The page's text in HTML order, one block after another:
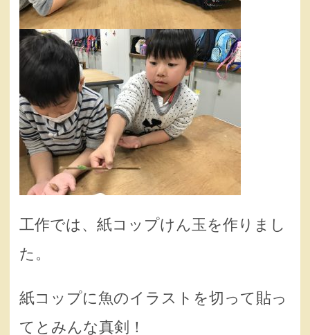
工作では、紙コップけん玉を作りまし
た。
紙コップに魚のイラストを切って貼っ
てとみんな真剣！